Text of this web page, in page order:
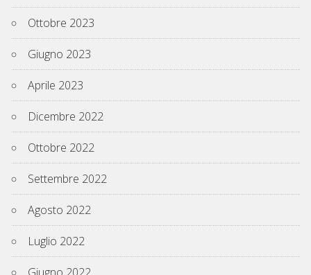
Ottobre 2023
Giugno 2023
Aprile 2023
Dicembre 2022
Ottobre 2022
Settembre 2022
Agosto 2022
Luglio 2022